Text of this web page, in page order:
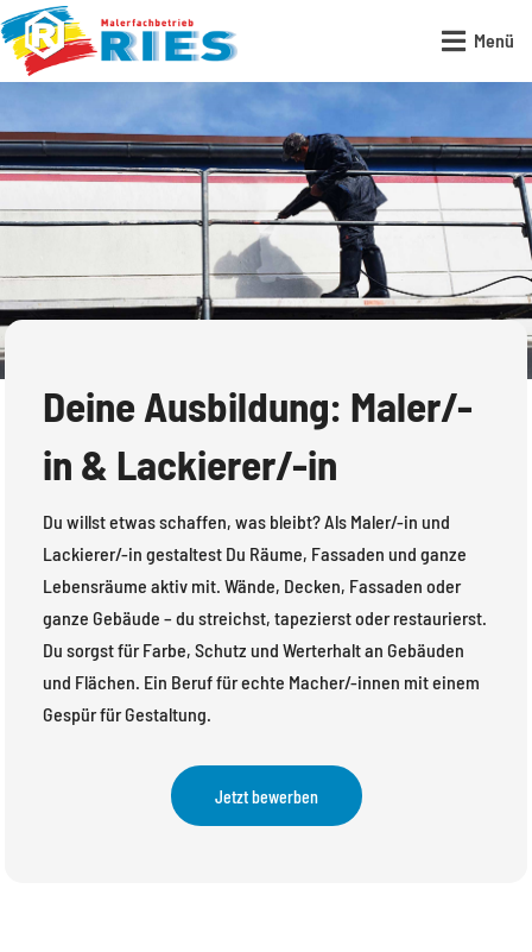
 Menü
Deine Ausbildung: Maler/-
in & Lackierer/-in
Du willst etwas schaffen, was bleibt? Als Maler/-in und
Lackierer/-in gestaltest Du Räume, Fassaden und ganze
Lebensräume aktiv mit. Wände, Decken, Fassaden oder
ganze Gebäude – du streichst, tapezierst oder restaurierst.
Du sorgst für Farbe, Schutz und Werterhalt an Gebäuden
und Flächen. Ein Beruf für echte Macher/-innen mit einem
Gespür für Gestaltung.
Jetzt bewerben